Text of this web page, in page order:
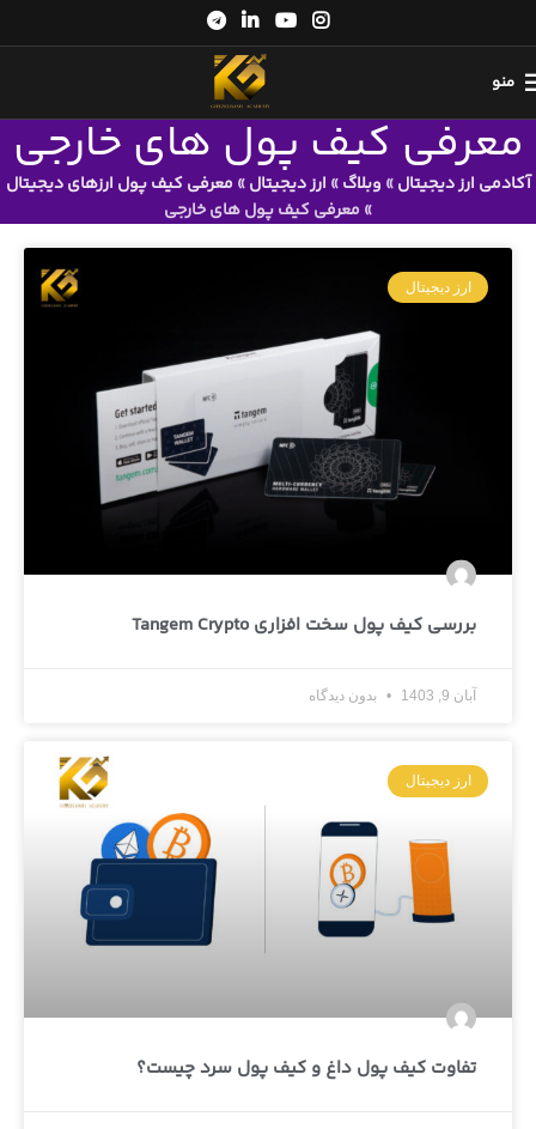
منو
معرفی کیف پول های خارجی
آکادمی ارز دیجیتال» وبلاگ» ارز دیجیتال» معرفی کیف پول ارزهای دیجیتال
» معرفی کیف پول های خارجی
ارز دیجیتال
بررسی کیف پول سخت افزاری Tangem Crypto
آبان 9, 1403 بدون دیدگاه
ارز دیجیتال
تفاوت کیف پول داغ و کیف پول سرد چیست؟